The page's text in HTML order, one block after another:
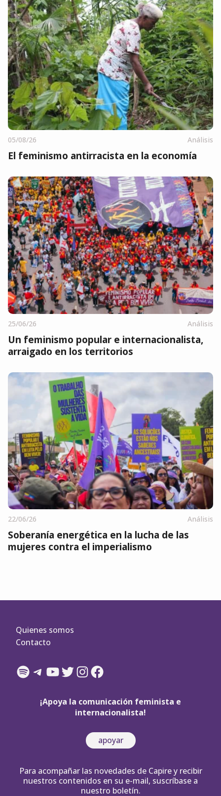
05/08/26 Análisis
El feminismo antirracista en la economía
25/06/26 Análisis
Un feminismo popular e internacionalista,
arraigado en los territorios
22/06/26 Análisis
Soberanía energética en la lucha de las
mujeres contra el imperialismo
Quienes somos
Contacto
Spotify
Telegram
YouTube
Twitter
Instagram
Facebook
¡Apoya la comunicación feminista e
internacionalista!
apoyar
Para acompañar las novedades de Capire y recibir
nuestros contenidos en su e-mail, suscríbase a
nuestro boletín.